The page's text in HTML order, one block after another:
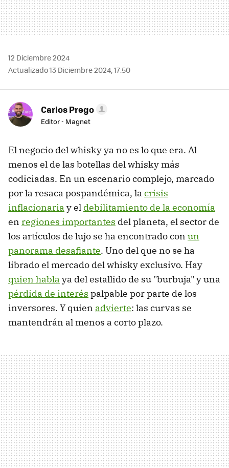
12 Diciembre 2024
Actualizado 13 Diciembre 2024, 17:50
Carlos Prego
Editor - Magnet
El negocio del whisky ya no es lo que era. Al
menos el de las botellas del whisky más
codiciadas. En un escenario complejo, marcado
por la resaca pospandémica, la crisis
inflacionaria y el debilitamiento de la economía
en regiones importantes del planeta, el sector de
los artículos de lujo se ha encontrado con un
panorama desafiante. Uno del que no se ha
librado el mercado del whisky exclusivo. Hay
quien habla ya del estallido de su "burbuja" y una
pérdida de interés palpable por parte de los
inversores. Y quien advierte: las curvas se
mantendrán al menos a corto plazo.